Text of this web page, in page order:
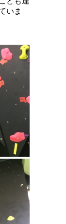
いま